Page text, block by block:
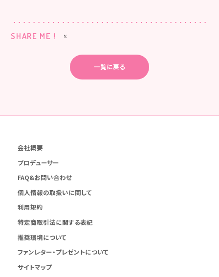
SHARE ME !
一覧に戻る
会社概要
プロデューサー
FAQ&お問い合わせ
個人情報の取扱いに関して
利用規約
特定商取引法に関する表記
推奨環境について
ファンレター・プレゼントについて
サイトマップ